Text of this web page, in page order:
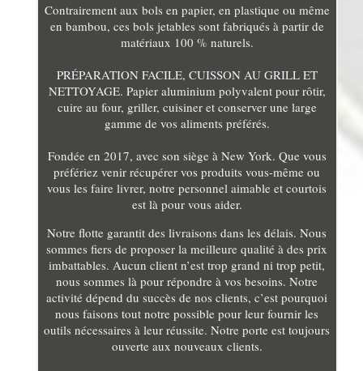
Contrairement aux bols en papier, en plastique ou même
en bambou, ces bols jetables sont fabriqués à partir de
matériaux 100 % naturels.
PRÉPARATION FACILE, CUISSON AU GRILL ET
NETTOYAGE. Papier aluminium polyvalent pour rôtir,
cuire au four, griller, cuisiner et conserver une large
gamme de vos aliments préférés.
Fondée en 2017, avec son siège à New York. Que vous
préfériez venir récupérer vos produits vous-même ou
vous les faire livrer, notre personnel aimable et courtois
est là pour vous aider.
Notre flotte garantit des livraisons dans les délais. Nous
sommes fiers de proposer la meilleure qualité à des prix
imbattables. Aucun client n’est trop grand ni trop petit,
nous sommes là pour répondre à vos besoins. Notre
activité dépend du succès de nos clients, c’est pourquoi
nous faisons tout notre possible pour leur fournir les
outils nécessaires à leur réussite. Notre porte est toujours
ouverte aux nouveaux clients.